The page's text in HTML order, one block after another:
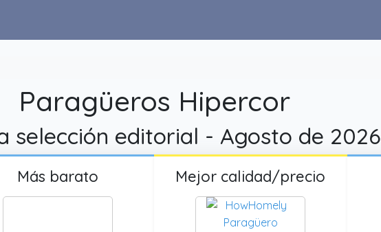
Paragüeros Hipercor
selección editorial - Agosto de 2026
Más barato Mejor calidad/precio